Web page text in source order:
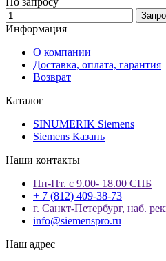
Информация
О компании
Доставка, оплата, гарантия
Возврат
Каталог
SINUMERIK Siemens
Siemens Казань
Наши контакты
Пн-Пт. с 9.00- 18.00 СПБ
+ 7 (812) 409-38-73
г. Санкт-Петербург, наб.
info@siemenspro.ru
Наш адрес